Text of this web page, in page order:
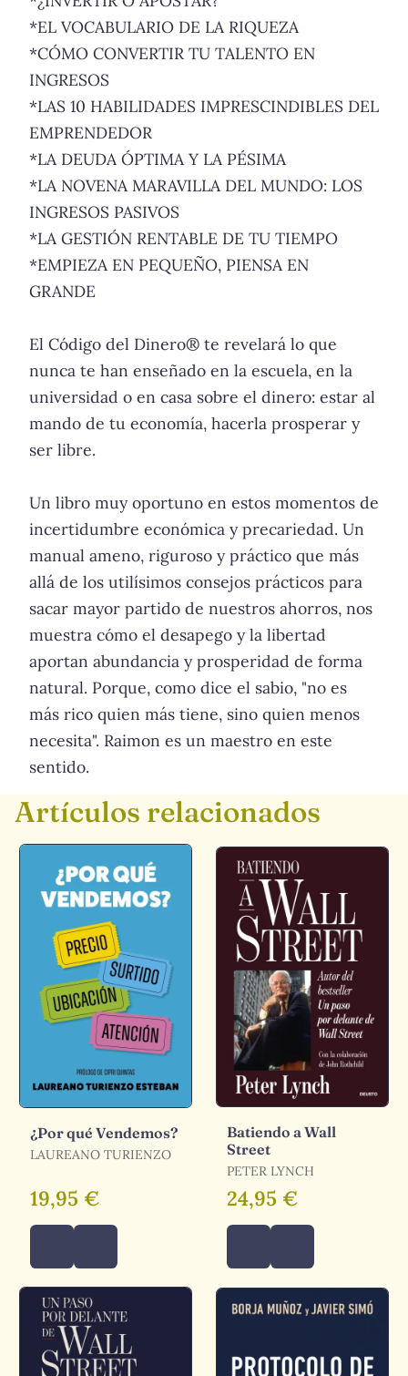
*EL VOCABULARIO DE LA RIQUEZA
*CÓMO CONVERTIR TU TALENTO EN
INGRESOS
*LAS 10 HABILIDADES IMPRESCINDIBLES DEL
EMPRENDEDOR
*LA DEUDA ÓPTIMA Y LA PÉSIMA
*LA NOVENA MARAVILLA DEL MUNDO: LOS
INGRESOS PASIVOS
*LA GESTIÓN RENTABLE DE TU TIEMPO
*EMPIEZA EN PEQUEÑO, PIENSA EN
GRANDE
El Código del Dinero® te revelará lo que
nunca te han enseñado en la escuela, en la
universidad o en casa sobre el dinero: estar al
mando de tu economía, hacerla prosperar y
ser libre.
Un libro muy oportuno en estos momentos de
incertidumbre económica y precariedad. Un
manual ameno, riguroso y práctico que más
allá de los utilísimos consejos prácticos para
sacar mayor partido de nuestros ahorros, nos
muestra cómo el desapego y la libertad
aportan abundancia y prosperidad de forma
natural. Porque, como dice el sabio, "no es
más rico quien más tiene, sino quien menos
necesita". Raimon es un maestro en este
sentido.
Artículos relacionados
¿Por qué Vendemos?
LAUREANO TURIENZO
19,95 €
Batiendo a Wall
Street
PETER LYNCH
24,95 €